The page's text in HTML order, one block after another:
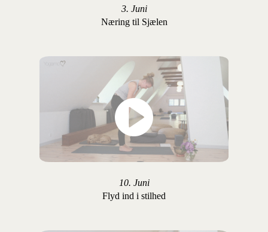
3. Juni
Næring til Sjælen
10. Juni
Flyd ind i stilhed